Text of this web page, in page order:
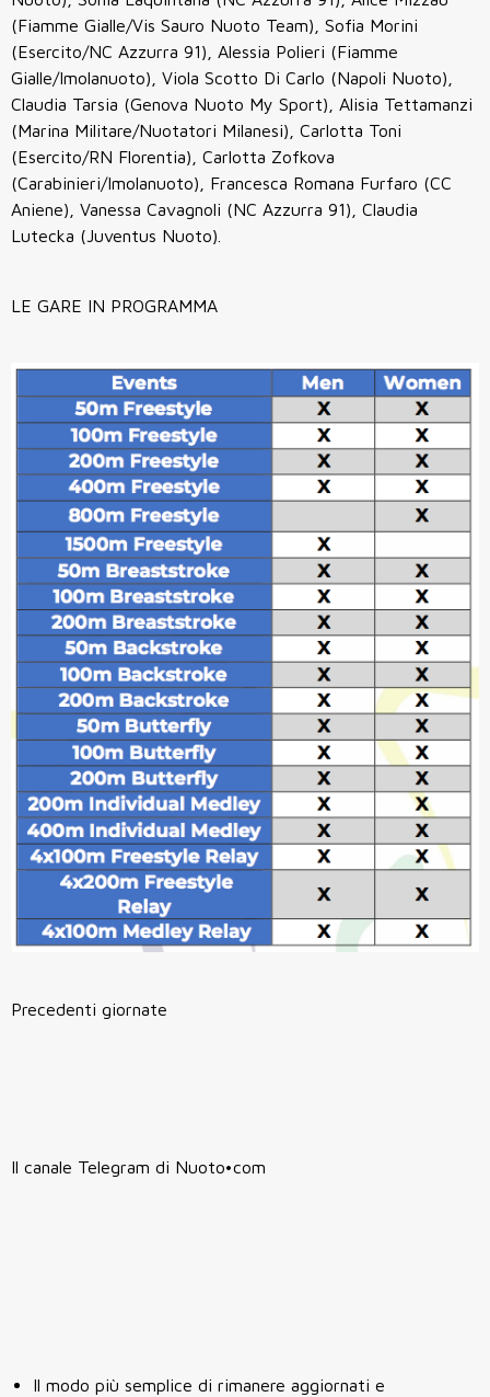
(Fiamme Gialle/Vis Sauro Nuoto Team), Sofia Morini
(Esercito/NC Azzurra 91), Alessia Polieri (Fiamme
Gialle/Imolanuoto), Viola Scotto Di Carlo (Napoli Nuoto),
Claudia Tarsia (Genova Nuoto My Sport), Alisia Tettamanzi
(Marina Militare/Nuotatori Milanesi), Carlotta Toni
(Esercito/RN Florentia), Carlotta Zofkova
(Carabinieri/Imolanuoto), Francesca Romana Furfaro (CC
Aniene), Vanessa Cavagnoli (NC Azzurra 91), Claudia
Lutecka (Juventus Nuoto).
LE GARE IN PROGRAMMA
Precedenti giornate
Il canale Telegram di Nuoto•com
Il modo più semplice di rimanere aggiornati e